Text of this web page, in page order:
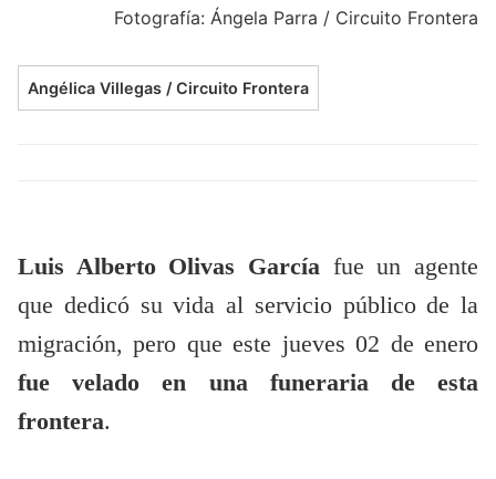
Fotografía: Ángela Parra / Circuito Frontera
Angélica Villegas / Circuito Frontera
Luis Alberto Olivas García fue un agente
que dedicó su vida al servicio público de la
migración, pero que este jueves 02 de enero
fue velado en una funeraria de esta
frontera.